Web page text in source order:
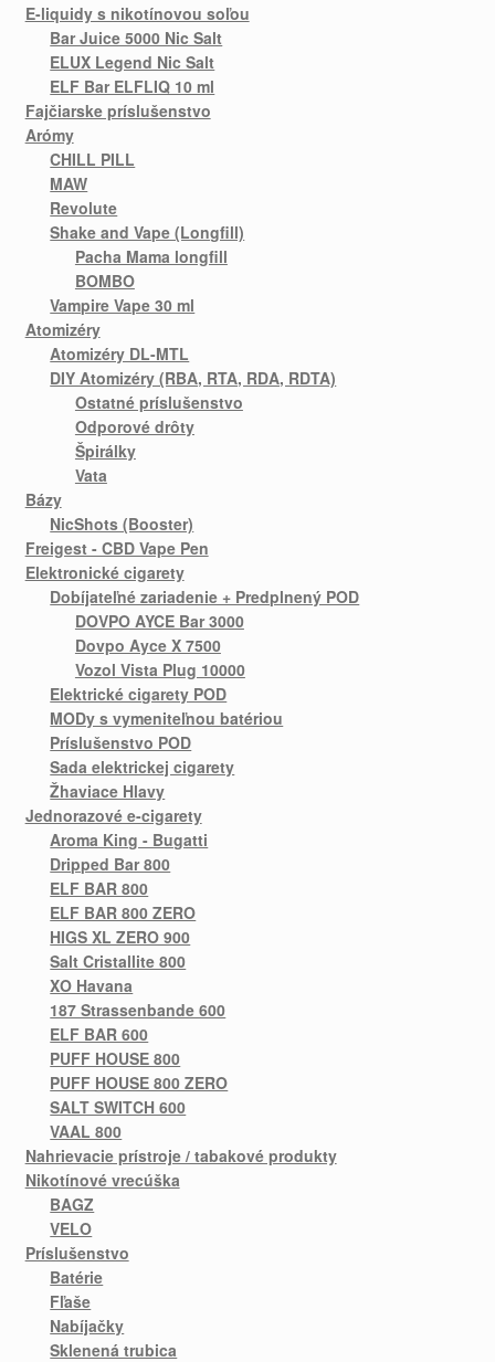
E-liquidy s nikotínovou soľou
Bar Juice 5000 Nic Salt
ELUX Legend Nic Salt
ELF Bar ELFLIQ 10 ml
Fajčiarske príslušenstvo
Arómy
CHILL PILL
MAW
Revolute
Shake and Vape (Longfill)
Pacha Mama longfill
BOMBO
Vampire Vape 30 ml
Atomizéry
Atomizéry DL-MTL
DIY Atomizéry (RBA, RTA, RDA, RDTA)
Ostatné príslušenstvo
Odporové drôty
Špirálky
Vata
Bázy
NicShots (Booster)
Freigest - CBD Vape Pen
Elektronické cigarety
Dobíjateľné zariadenie + Predplnený POD
DOVPO AYCE Bar 3000
Dovpo Ayce X 7500
Vozol Vista Plug 10000
Elektrické cigarety POD
MODy s vymeniteľnou batériou
Príslušenstvo POD
Sada elektrickej cigarety
Žhaviace Hlavy
Jednorazové e-cigarety
Aroma King - Bugatti
Dripped Bar 800
ELF BAR 800
ELF BAR 800 ZERO
HIGS XL ZERO 900
Salt Cristallite 800
XO Havana
187 Strassenbande 600
ELF BAR 600
PUFF HOUSE 800
PUFF HOUSE 800 ZERO
SALT SWITCH 600
VAAL 800
Nahrievacie prístroje / tabakové produkty
Nikotínové vrecúška
BAGZ
VELO
Príslušenstvo
Batérie
Fľaše
Nabíjačky
Sklenená trubica